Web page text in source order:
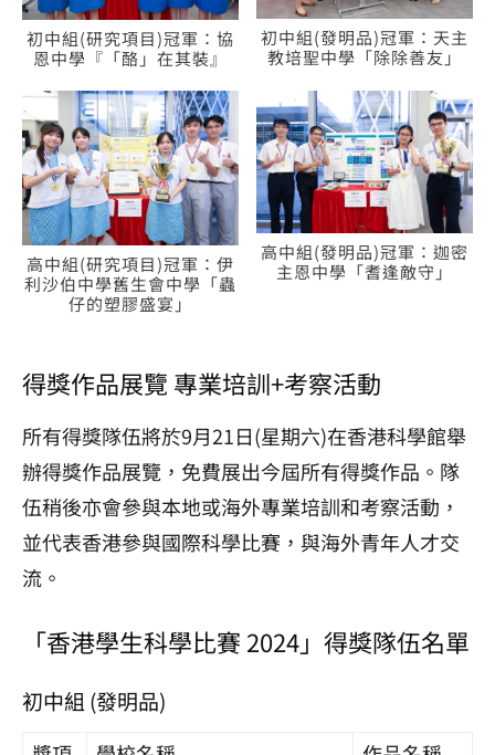
初中組(研究項目)冠軍：協
恩中學『「酪」在其裝』
初中組(發明品)冠軍：天主
教培聖中學「除除善友」
高中組(研究項目)冠軍：伊
利沙伯中學舊生會中學「蟲
仔的塑膠盛宴」
高中組(發明品)冠軍：迦密
主恩中學「耆逢敵守」
得獎作品展覽 專業培訓+考察活動
所有得獎隊伍將於9月21日(星期六)在香港科學館舉
辦得獎作品展覽，免費展出今屆所有得獎作品。隊
伍稍後亦會參與本地或海外專業培訓和考察活動，
並代表香港參與國際科學比賽，與海外青年人才交
流。
「香港學生科學比賽 2024」得獎隊伍名單
初中組 (發明品)